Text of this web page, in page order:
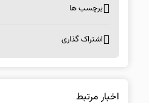
برچسب ها
اشتراک گذاری
اخبار مرتبط